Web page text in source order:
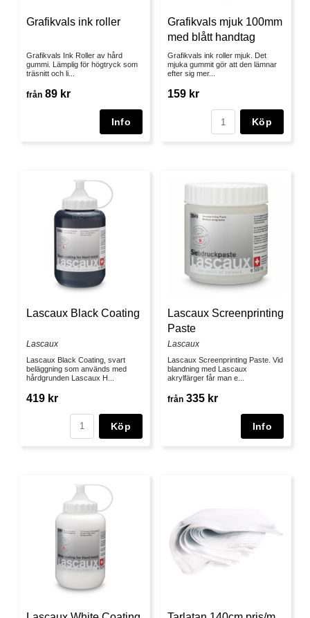
Grafikvals ink roller
Grafikvals Ink Roller av hård
gummi. Lämplig för högtryck som
träsnitt och li...
från 89 kr
Grafikvals mjuk 100mm
med blått handtag
Grafikvals ink roller mjuk. Det
mjuka gummit gör att den lämnar
efter sig mer...
159 kr
Köp
Lascaux Black Coating
Lascaux
Lascaux Black Coating, svart
beläggning som används med
hårdgrunden Lascaux H...
419 kr
Köp
Lascaux Screenprinting
Paste
Lascaux
Lascaux Screenprinting Paste. Vid
blandning med Lascaux
akrylfärger får man e...
från 335 kr